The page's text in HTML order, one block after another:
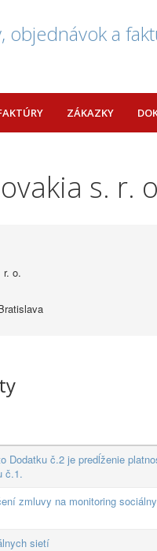
objednávok a
ZÁKAZKY
s. r.
r. o.
Dodatku č.2 je predĺženie
č.1.
zmluvy na monitoring
sietí